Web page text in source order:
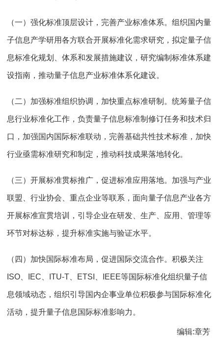
（一）强化标准顶层设计，完善产业标准体系。组织国内量
子信息产学研用各方联合开展标准化需求研究，拟定量子信
息标准化规划、体系和发展措施建议，研究编制标准体系建
设指南，推动量子信息产业标准体系化建设。
（二）加强标准组织协调，加快重点标准研制。统筹量子信
息行业标准化工作，负责量子信息标准制修订任务和技术归
口，加强国内国际标准联动，完善基础共性技术标准，加快
行业亟需标准研究和制定，推动科技成果落地转化。
（三）开展标准贯标推广，促进标准应用落地。加强与产业
联盟、行业协会、重点企业等联系，面向量子信息产业各方
开展标准宣贯培训，引导企业在研发、生产、应用、管理等
环节对标达标，提升标准实施与验证水平。
（四）加快国际标准布局，促进国际交流合作。积极关注
ISO、IEC、ITU-T、ETSI、IEEE等国际标准化组织量子信
息领域动态，组织引导国内企事业单位积极参与国际标准化
活动，提升量子信息国际标准影响力。
编辑:章芳